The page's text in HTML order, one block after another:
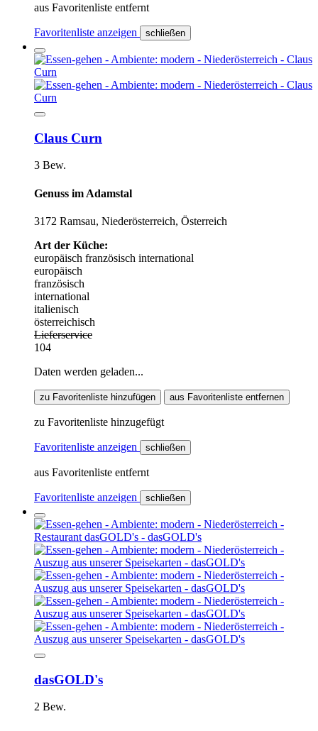
aus Favoritenliste entfernt
Favoritenliste anzeigen schließen
Claus Curn
3 Bew.
Genuss im Adamstal
3172 Ramsau, Niederösterreich, Österreich
Art der Küche:
europäisch französisch international
europäisch
französisch
international
italienisch
österreichisch
Lieferservice
104
Daten werden geladen...
zu Favoritenliste hinzufügen aus Favoritenliste entfernen
zu Favoritenliste hinzugefügt
Favoritenliste anzeigen schließen
aus Favoritenliste entfernt
Favoritenliste anzeigen schließen
dasGOLD's
2 Bew.